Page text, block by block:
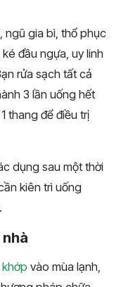
ngũ gia bì, thổ phục
đầu ngựa, uy linh
rửa sạch tất cả
3 lần uống hết
thang để điều trị
dụng sau một thời
kiên trì uống
vào mùa lạnh,